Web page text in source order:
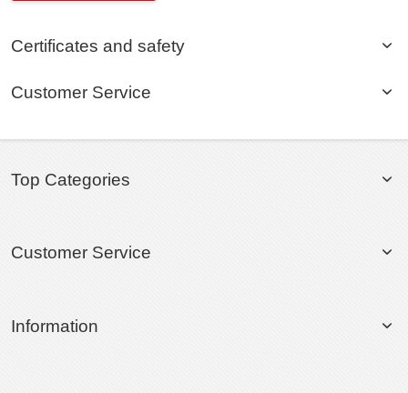
Certificates and safety
Customer Service
Top Categories
Customer Service
Information